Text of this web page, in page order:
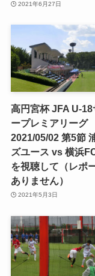
2021年6月27日
高円宮杯 JFA U-18
ープレミアリーグ
2021/05/02 第5節
ズユース vs 横浜
を視聴して（レポ
ありません）
2021年5月3日